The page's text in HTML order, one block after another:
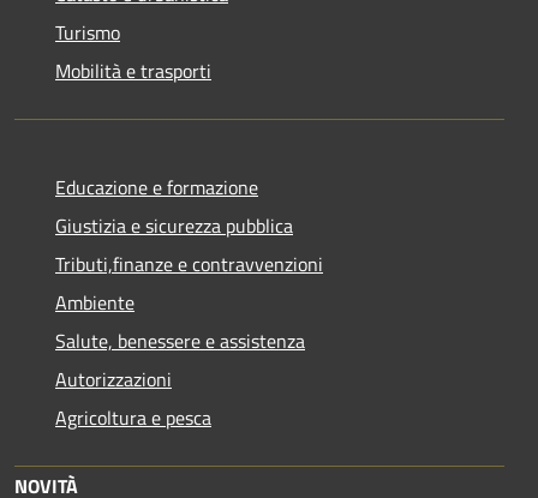
Turismo
Mobilità e trasporti
Educazione e formazione
Giustizia e sicurezza pubblica
Tributi,finanze e contravvenzioni
Ambiente
Salute, benessere e assistenza
Autorizzazioni
Agricoltura e pesca
NOVITÀ